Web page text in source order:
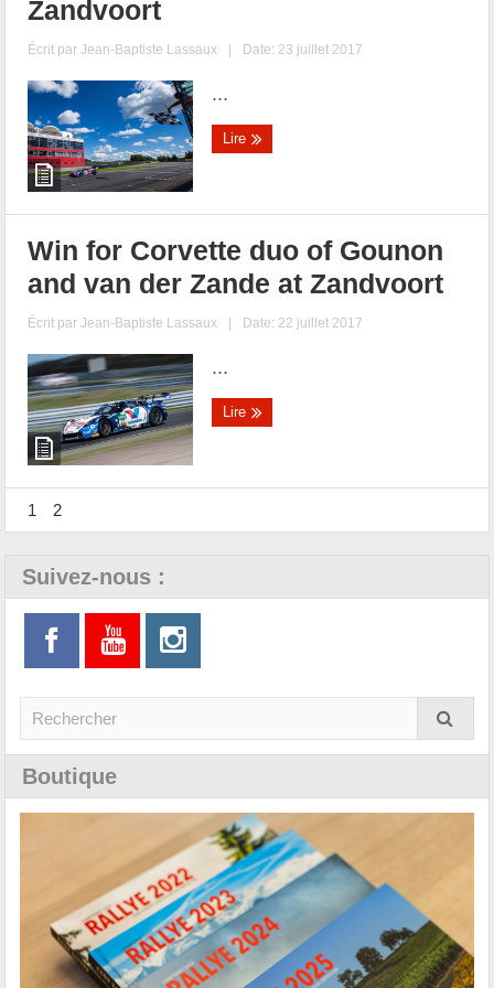
Zandvoort
Écrit parJean-Baptiste Lassaux | Date: 23 juillet 2017
...
Lire
Win for Corvette duo of Gounon
and van der Zande at Zandvoort
Écrit parJean-Baptiste Lassaux | Date: 22 juillet 2017
...
Lire
1 2
Suivez-nous :
Boutique